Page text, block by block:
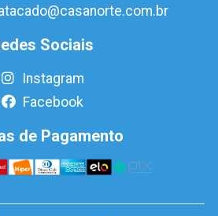
Sociais
Instagram
Facebook
de Pagamento